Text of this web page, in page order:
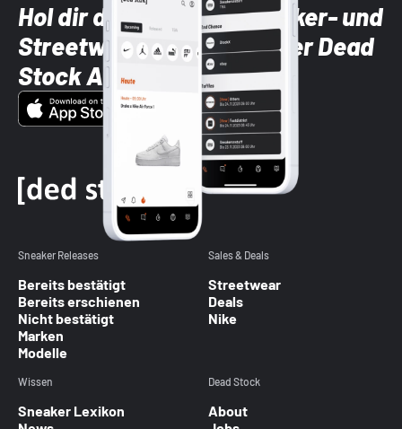
Hol dir die neuesten Sneaker- und
Streetwear-Brands mit der Dead
Stock App
Sneaker Releases
Bereits bestätigt
Bereits erschienen
Nicht bestätigt
Marken
Modelle
Sales & Deals
Streetwear
Deals
Nike
Wissen
Sneaker Lexikon
Dead Stock
About